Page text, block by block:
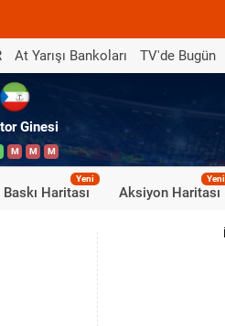
At Yarışı Bankoları TV'de Bugün
Ginesi
M M M
Baskı Haritası
Yeni
Aksiyon Haritası
Yeni